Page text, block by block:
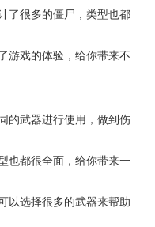
了很多的僵尸，类型也都
游戏的体验，给你带来不
的武器进行使用，做到伤
也都很全面，给你带来一
以选择很多的武器来帮助